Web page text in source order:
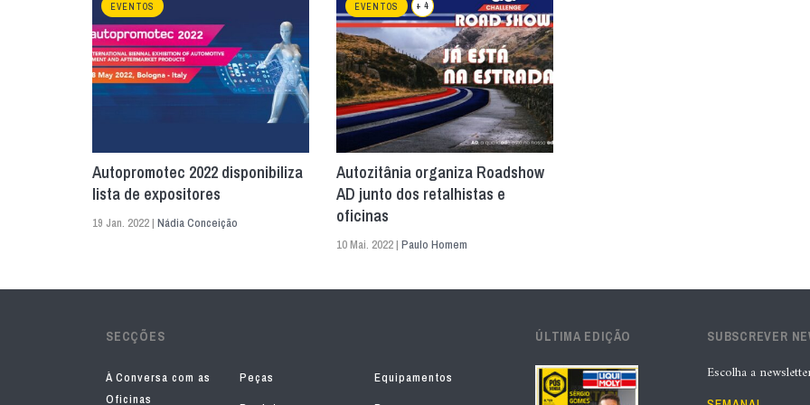
EVENTOS
Autopromotec 2022 disponibiliza
lista de expositores
19 Jan. 2022 | Nádia Conceição
EVENTOS + 4
Autozitânia organiza Roadshow
AD junto dos retalhistas e
oficinas
10 Mai. 2022 | Paulo Homem
SECÇÕES
À Conversa com as
Oficinas
Peças
Equipamentos
ÚLTIMA EDIÇÃO SUBSCREVER
Escolha a